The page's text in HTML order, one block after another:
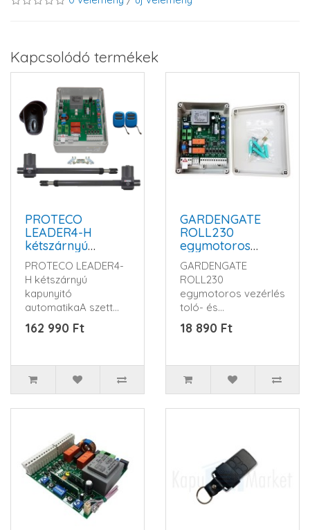
Kapcsolódó termékek
PROTECO
LEADER4-H
kétszárnyú
kapunyitó
automatika szett
PROTECO LEADER4-
H kétszárnyú
kapunyitó
automatikaA szett
tartalma:2 db
LEADER4 motor1 db
162 990 Ft
GARDENGATE
ROLL230
egymotoros
vezérlés
GARDENGATE
ROLL230
egymotoros vezérlés
toló- és
nem..
18 890 Ft